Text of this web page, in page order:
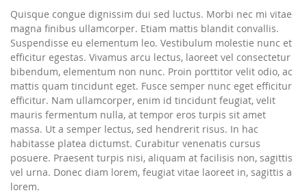
Quisque congue dignissim dui sed luctus. Morbi nec mi vitae
magna finibus ullamcorper. Etiam mattis blandit convallis.
Suspendisse eu elementum leo. Vestibulum molestie nunc et
efficitur egestas. Vivamus arcu lectus, laoreet vel consectetur
bibendum, elementum non nunc. Proin porttitor velit odio, ac
mattis quam tincidunt eget. Fusce semper nunc eget efficitur
efficitur. Nam ullamcorper, enim id tincidunt feugiat, velit
mauris fermentum nulla, at tempor eros turpis sit amet
massa. Ut a semper lectus, sed hendrerit risus. In hac
habitasse platea dictumst. Curabitur venenatis cursus
posuere. Praesent turpis nisi, aliquam at facilisis non, sagittis
vel urna. Donec diam lorem, feugiat vitae laoreet in, sagittis a
lorem.